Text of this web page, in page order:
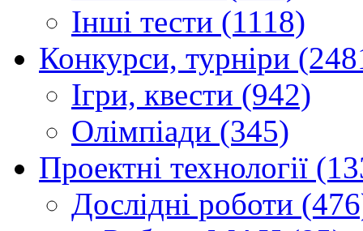
Інші тести (1118)
Конкурси, турніри
Ігри, квести (942)
Олімпіади (345)
Проектні технології
Дослідні роботи